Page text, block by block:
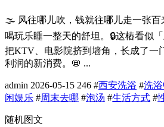
🌫️ 风往哪儿吹，钱就往哪儿走一张百
喝玩乐睡一整天的舒坦。🔒这樁看似
把KTV、电影院挤到墙角，长成了一
利润的新消费。📛 ...
admin 2026-05-15 246 #西安洗浴 #洗
闲娱乐 #周末去哪 #泡汤 #生活方式 #
随机图文